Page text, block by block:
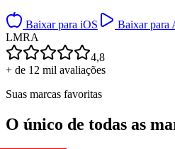
Baixar para iOS
Baixar para
LMRA
4,8
+ de 12 mil avaliações
Suas marcas favoritas
O único de todas as